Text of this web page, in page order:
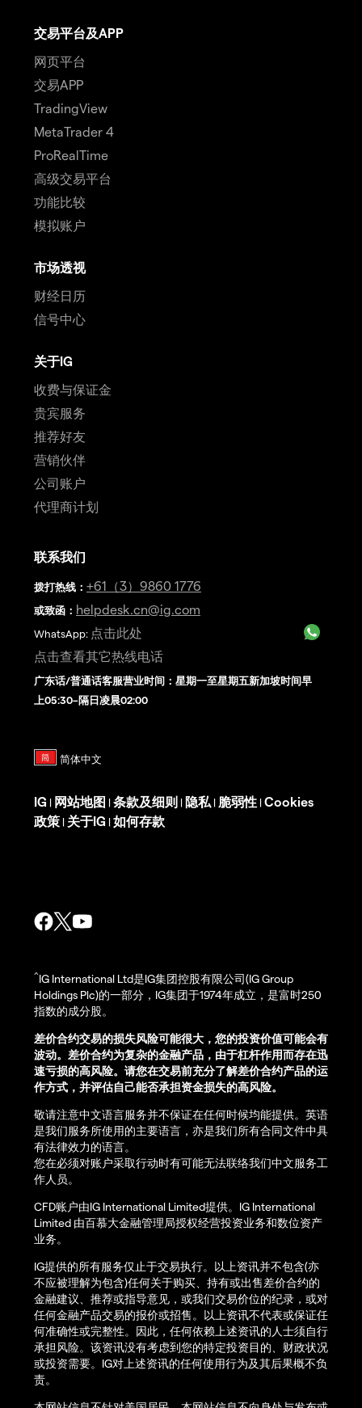
交易平台及APP
网页平台
交易APP
TradingView
MetaTrader 4
ProRealTime
高级交易平台
功能比较
模拟账户
市场透视
财经日历
信号中心
关于IG
收费与保证金
贵宾服务
推荐好友
营销伙伴
公司账户
代理商计划
联系我们
拨打热线 ： +61（3）9860 1776
或致函： helpdesk.cn@ig.com
WhatsApp: 点击此处
点击查看其它热线电话
广东话/普通话客服营业时间：星期一至星期五新加坡时间早
上05:30–隔日凌晨02:00
IG | 网站地图 | 条款及细则 | 隐私 | 脆弱性 | Cookies
政策 | 关于IG | 如何存款
^IG International Ltd是IG集团控股有限公司(IG Group
Holdings Plc)的一部分，IG集团于1974年成立，是富时250
指数的成分股。
差价合约交易的损失风险可能很大，您的投资价值可能会有
波动。差价合约为复杂的金融产品，由于杠杆作用而存在迅
速亏损的高风险。请您在交易前充分了解差价合约产品的运
作方式，并评估自己能否承担资金损失的高风险。
敬请注意中文语言服务并不保证在任何时候均能提供。英语
是我们服务所使用的主要语言，亦是我们所有合同文件中具
有法律效力的语言。
您在必须对账户采取行动时有可能无法联络我们中文服务工
作人员。
CFD账户由IG International Limited提供。IG International
Limited 由百慕大金融管理局授权经营投资业务和数位资产
业务。
IG提供的所有服务仅止于交易执行。以上资讯并不包含(亦
不应被理解为包含)任何关于购买、持有或出售差价合约的
金融建议、推荐或指导意见，或我们交易价位的纪录，或对
任何金融产品交易的报价或招售。以上资讯不代表或保证任
何准确性或完整性。因此，任何依赖上述资讯的人士须自行
承担风险。该资讯没有考虑到您的特定投资目的、财政状况
或投资需要。IG对上述资讯的任何使用行为及其后果概不负
责。